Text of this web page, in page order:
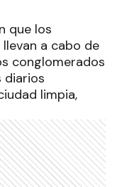
que los
a cabo de
conglomerados
diarios
limpia,